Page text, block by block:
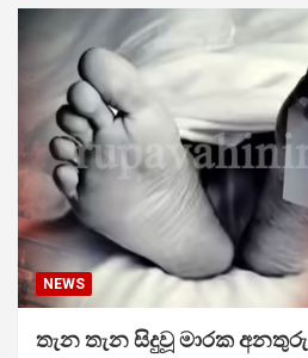
NEWS
තැන තැන සිදුවූ මාරක අනතුරු